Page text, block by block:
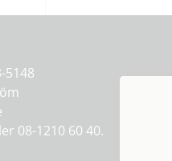
5148
08-1210 60 40.